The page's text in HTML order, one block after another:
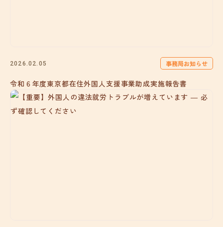
2026.02.05 事務局お知らせ
令和６年度東京都在住外国人支援事業助成実施報告書